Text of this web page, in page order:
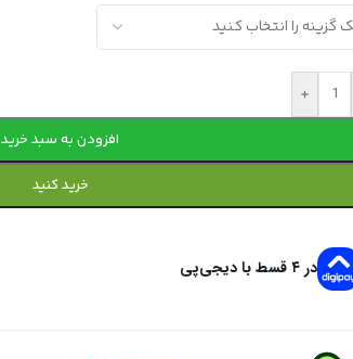
+
افزودن به سبد خرید
خرید کنید
در ۴ قسط با دیجی‌پی